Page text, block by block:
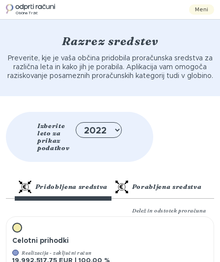
Občina Tržič
Meni
Razrez sredstev
Preverite, kje je vaša občina pridobila proračunska sredstva za
različna leta in kako jih je porabila. Aplikacija vam omogoča
raziskovanje posameznih proračunskih kategorij tudi v globino.
Izberite
leto za
prikaz
podatkov
Pridobljena sredstva Porabljena sredstva
Delež in odstotek proračuna
Celotni prihodki
Realizacija - zaključni račun
19.992.517,75 EUR | 100,00 %